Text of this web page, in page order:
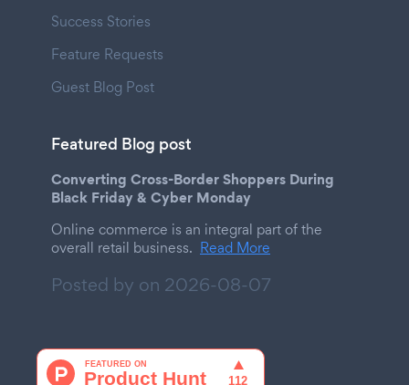
Success Stories
Feature Requests
Guest Blog Post
Featured Blog post
Converting Cross-Border Shoppers During
Black Friday & Cyber Monday
Online commerce is an integral part of the
overall retail business. Read More
Posted by on 2026-08-07